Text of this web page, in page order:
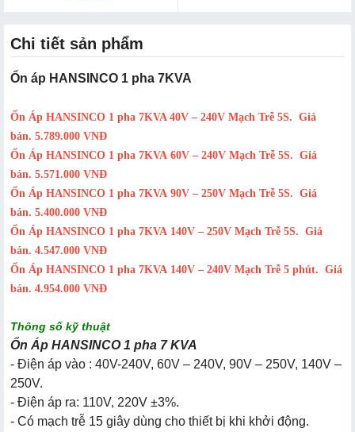
Chi tiết sản phẩm
Ổn áp HANSINCO 1 pha 7KVA
Ổn Áp HANSINCO 1 pha 7KVA 40V – 240V Mạch Trễ 5S. Giá
bán. 5.789.000 VNĐ
Ổn Áp HANSINCO 1 pha 7KVA 60V – 240V Mạch Trễ 5S. Giá
bán. 5.571.000 VNĐ
Ổn Áp HANSINCO 1 pha 7KVA 90V – 250V Mạch Trễ 5S. Giá
bán. 5.400.000 VNĐ
Ổn Áp HANSINCO 1 pha 7KVA 140V – 250V Mạch Trễ 5S. Giá
bán. 4.547.000 VNĐ
Ổn Áp HANSINCO 1 pha 7KVA 140V – 240V Mạch Trễ 5 phút. Giá
bán. 4.954.000 VNĐ
Thông số kỹ thuật
Ổn Áp HANSINCO 1 pha 7 KVA
- Điện áp vào : 40V-240V, 60V – 240V, 90V – 250V, 140V –
250V.
- Điện áp ra: 110V, 220V ±3%.
- Có mạch trễ 15 giây dùng cho thiết bị khi khởi động.